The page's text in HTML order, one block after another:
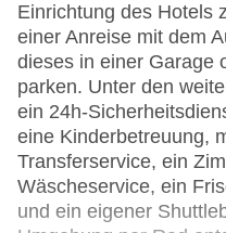
Einrichtung des Hotels
einer Anreise mit dem
dieses in einer Garage
parken. Unter den
ein 24h-
eine Kinderbetreuung,
Transferservice, ein
Wäscheservice, ein
und ein eigener